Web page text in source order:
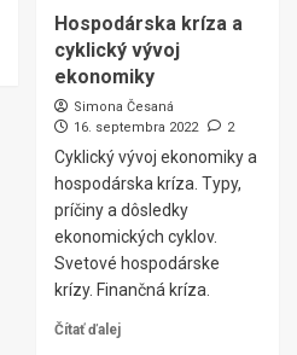
Hospodárska kríza a
cyklický vývoj
ekonomiky
Simona Česaná
16. septembra 2022
2
Cyklický vývoj ekonomiky a
hospodárska kríza. Typy,
príčiny a dôsledky
ekonomických cyklov.
Svetové hospodárske
krízy. Finančná kríza.
Čítať ďalej